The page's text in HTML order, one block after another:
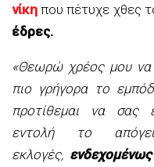
νίκη που πέτυχε χθες
έδρες.
«Θεωρώ χρέος μου να
πιο γρήγορα το
προτίθεμαι να σας
εντολή το
εκλογές,